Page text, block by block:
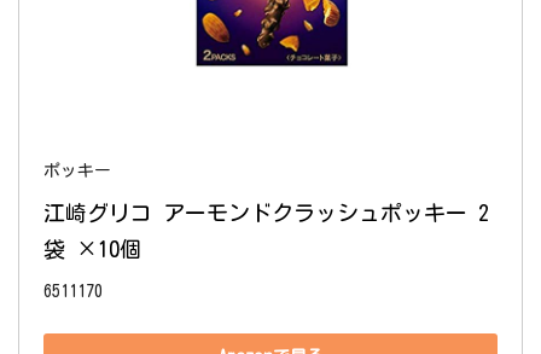
ポッキー
江崎グリコ アーモンドクラッシュポッキー 2
袋 ×10個
6511170